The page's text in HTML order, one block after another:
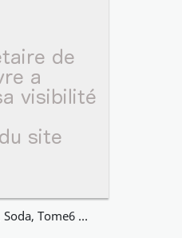
Bruno Gazzotti, Soda, Tome6 page3